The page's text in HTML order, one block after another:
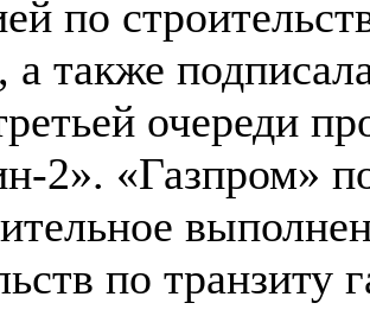
по
а также
очереди
2». «Газпром»
по транзиту